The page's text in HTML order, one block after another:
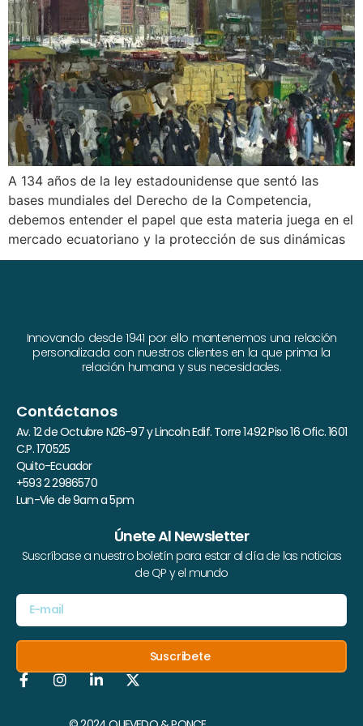
A 134 años de la ley estadounidense que sentó las
bases mundiales del Derecho de la Competencia,
debemos entender el papel que esta materia juega en el
mercado ecuatoriano y la protección de sus dinámicas
Innovando desde 1941 por ello mantenemos una relación
personalizada con nuestros clientes en la que prima la
relación humana y sus necesidades.
Contáctanos
Av. 12 de Octubre N26-97 y Lincoln Edif. Torre 1492 Piso 16 Ofic. 1601
C.P. 170525
Quito-Ecuador
+593 2 2986570
Lun-Vie de 9am a 5pm
Únete Al Newsletter
Suscríbase a nuestro boletín para estar al día de las noticias
de QP y el mundo
Suscribete